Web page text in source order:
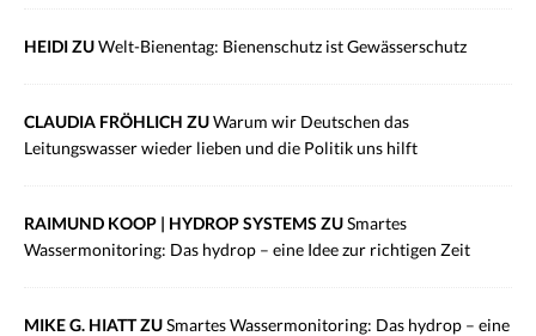
HEIDI ZUWelt-Bienentag: Bienenschutz ist Gewässerschutz
CLAUDIA FRÖHLICH ZUWarum wir Deutschen das
Leitungswasser wieder lieben und die Politik uns hilft
RAIMUND KOOP | HYDROP SYSTEMS ZUSmartes
Wassermonitoring: Das hydrop – eine Idee zur richtigen Zeit
MIKE G. HIATT ZUSmartes Wassermonitoring: Das hydrop – eine